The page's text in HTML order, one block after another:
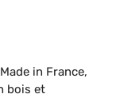
in France,
bois et